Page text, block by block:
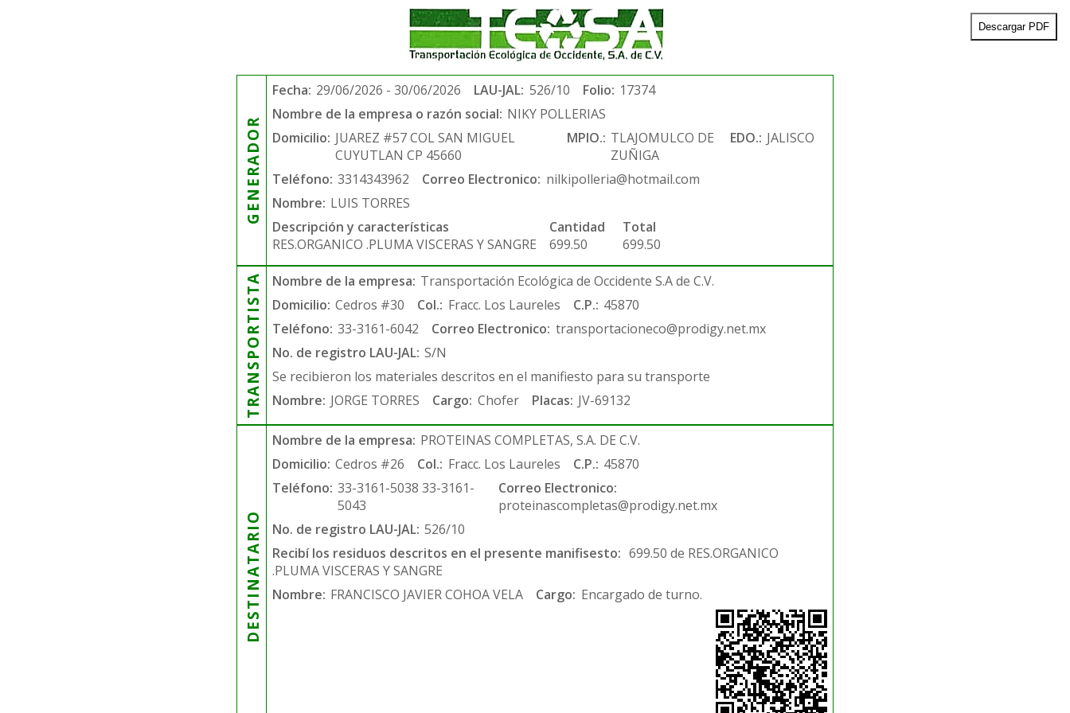
Descargar PDF
GENERADOR
Fecha: 29/06/2026 - 30/06/2026 LAU-JAL: 526/10 Folio: 17374
Nombre de la empresa o razón social: NIKY POLLERIAS
Domicilio: JUAREZ #57 COL SAN MIGUEL
CUYUTLAN CP 45660
MPIO.: TLAJOMULCO DE
ZUÑIGA
EDO.: JALISCO
Teléfono: 3314343962 Correo Electronico: nilkipolleria@hotmail.com
Nombre: LUIS TORRES
Descripción y características
RES.ORGANICO .PLUMA VISCERAS Y SANGRE
Cantidad
699.50
Total
699.50
TRANSPORTISTA Nombre de la empresa: Transportación Ecológica de Occidente S.A de C.V.
Domicilio: Cedros #30 Col.: Fracc. Los Laureles C.P.: 45870
Teléfono: 33-3161-6042 Correo Electronico: transportacioneco@prodigy.net.mx
No. de registro LAU-JAL: S/N
Se recibieron los materiales descritos en el manifiesto para su transporte
Nombre: JORGE TORRES Cargo: Chofer Placas: JV-69132
DESTINATARIO
Nombre de la empresa: PROTEINAS COMPLETAS, S.A. DE C.V.
Domicilio: Cedros #26 Col.: Fracc. Los Laureles C.P.: 45870
Teléfono: 33-3161-5038 33-3161-
5043
Correo Electronico:
proteinascompletas@prodigy.net.mx
No. de registro LAU-JAL: 526/10
Recibí los residuos descritos en el presente manifisesto: 699.50 de RES.ORGANICO
.PLUMA VISCERAS Y SANGRE
Nombre: FRANCISCO JAVIER COHOA VELA Cargo: Encargado de turno.